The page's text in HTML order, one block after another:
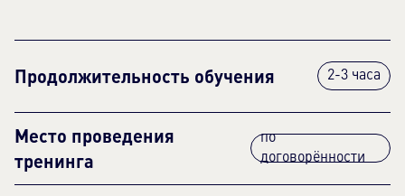
Продолжительность обучения 2-3 часа
Место проведения
тренинга
по
договорённости